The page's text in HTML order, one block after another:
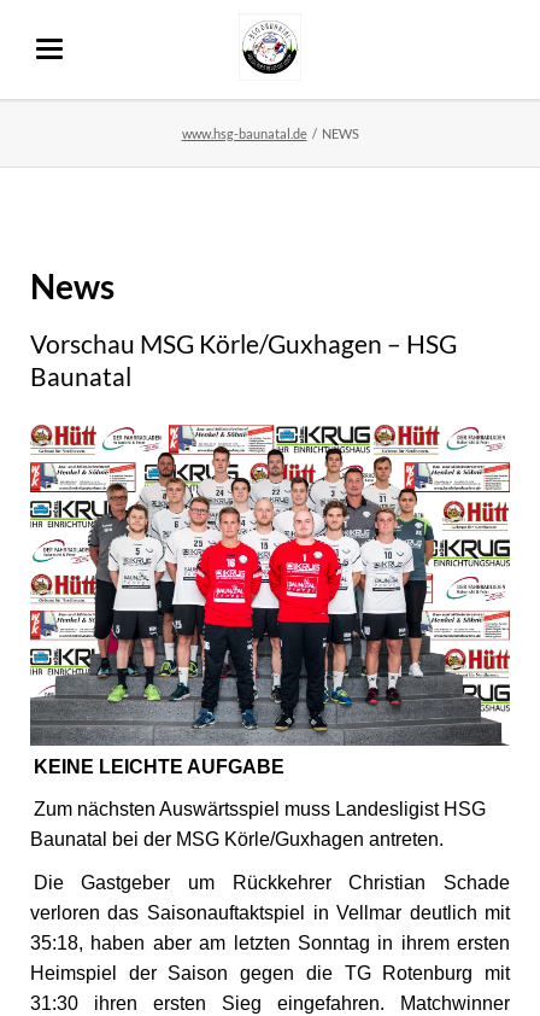
www.hsg-baunatal.de NEWS
News
Vorschau MSG Körle/Guxhagen – HSG
Baunatal
KEINE LEICHTE AUFGABE
Zum nächsten Auswärtsspiel muss Landesligist HSG
Baunatal bei der MSG Körle/Guxhagen antreten.
Die Gastgeber um Rückkehrer Christian Schade
verloren das Saisonauftaktspiel in Vellmar deutlich mit
35:18, haben aber am letzten Sonntag in ihrem ersten
Heimspiel der Saison gegen die TG Rotenburg mit
31:30 ihren ersten Sieg eingefahren. Matchwinner